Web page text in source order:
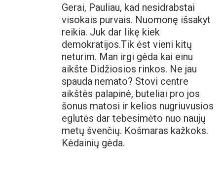
Gerai, Pauliau, kad nesidrabstai
visokais purvais. Nuomonę išsakyt
reikia. Juk dar likę kiek
demokratijos.Tik ėst vieni kitų
neturim. Man irgi gėda kai einu
aikšte Didžiosios rinkos. Ne jau
spauda nemato? Stovi centre
aikštės palapinė, buteliai pro jos
šonus matosi ir kelios nugriuvusios
eglutės dar tebesimėto nuo naujų
metų švenčių. Košmaras kažkoks.
Kėdainių gėda.